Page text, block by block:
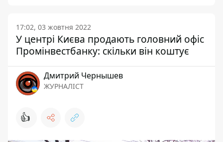
17:02, 03 жовтня 2022
У центрі Києва продають головний офіс
Промінвестбанку: скільки він коштує
Дмитрий Чернышев
ЖУРНАЛІСТ
👍